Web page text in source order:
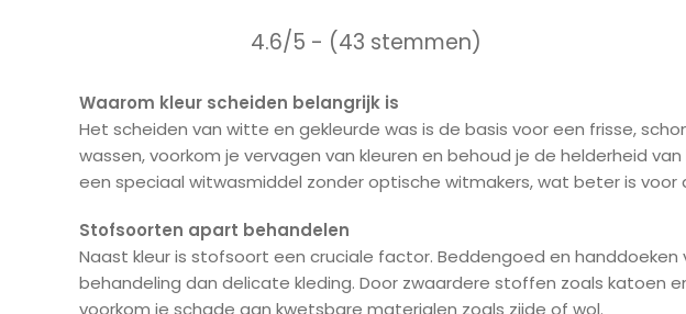
4.6/5 - (43 stemmen)
Waarom kleur scheiden belangrijk is
Het scheiden van witte en gekleurde was is de basis voor een frisse,
wassen, voorkom je vervagen van kleuren en behoud je de helderheid
een speciaal witwasmiddel zonder optische witmakers, wat beter is voor
Stofsoorten apart behandelen
Naast kleur is stofsoort een cruciale factor. Beddengoed en handdoeken
behandeling dan delicate kleding. Door zwaardere stoffen zoals katoen
voorkom je schade aan kwetsbare materialen zoals zijde of wol.